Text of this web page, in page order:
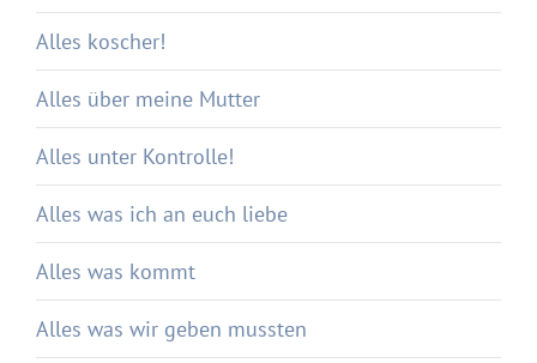
Alles koscher!
Alles über meine Mutter
Alles unter Kontrolle!
Alles was ich an euch liebe
Alles was kommt
Alles was wir geben mussten